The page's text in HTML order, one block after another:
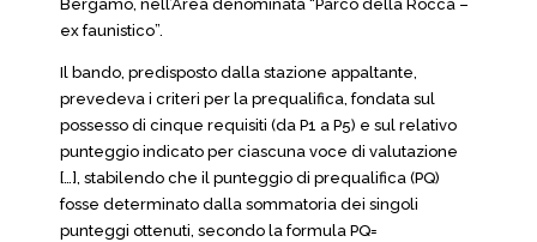
Bergamo, nell’Area denominata “Parco della Rocca –
ex faunistico”.
Il bando, predisposto dalla stazione appaltante,
prevedeva i criteri per la prequalifica, fondata sul
possesso di cinque requisiti (da P1 a P5) e sul relativo
punteggio indicato per ciascuna voce di valutazione
[…], stabilendo che il punteggio di prequalifica (PQ)
fosse determinato dalla sommatoria dei singoli
punteggi ottenuti, secondo la formula PQ=